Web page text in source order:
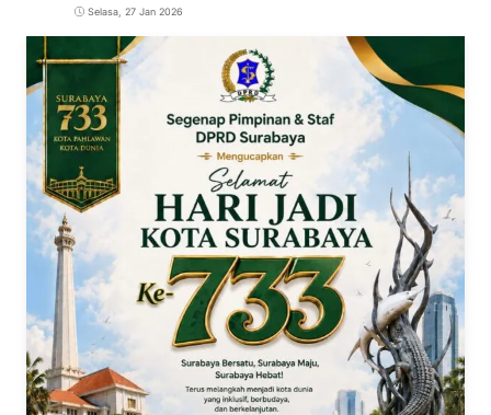
Selasa, 27 Jan 2026